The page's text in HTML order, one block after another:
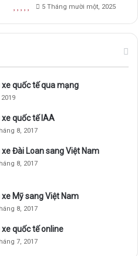
5 Tháng mười một, 2025
quốc tế qua mạng
quốc tế IAA
8, 2017
Đài Loan sang Việt Nam
8, 2017
Mỹ sang Việt Nam
8, 2017
quốc tế online
7, 2017